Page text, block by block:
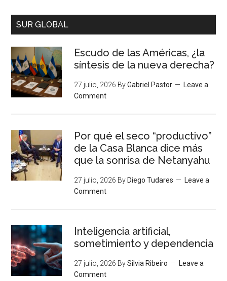
SUR GLOBAL
Escudo de las Américas, ¿la
síntesis de la nueva derecha?
27 julio, 2026 ByGabriel Pastor
Leave a
Comment
Por qué el seco “productivo”
de la Casa Blanca dice más
que la sonrisa de Netanyahu
27 julio, 2026 By Diego Tudares
Leave a
Comment
Inteligencia artificial,
sometimiento y dependencia
27 julio, 2026 BySilvia Ribeiro
Leave a
Comment